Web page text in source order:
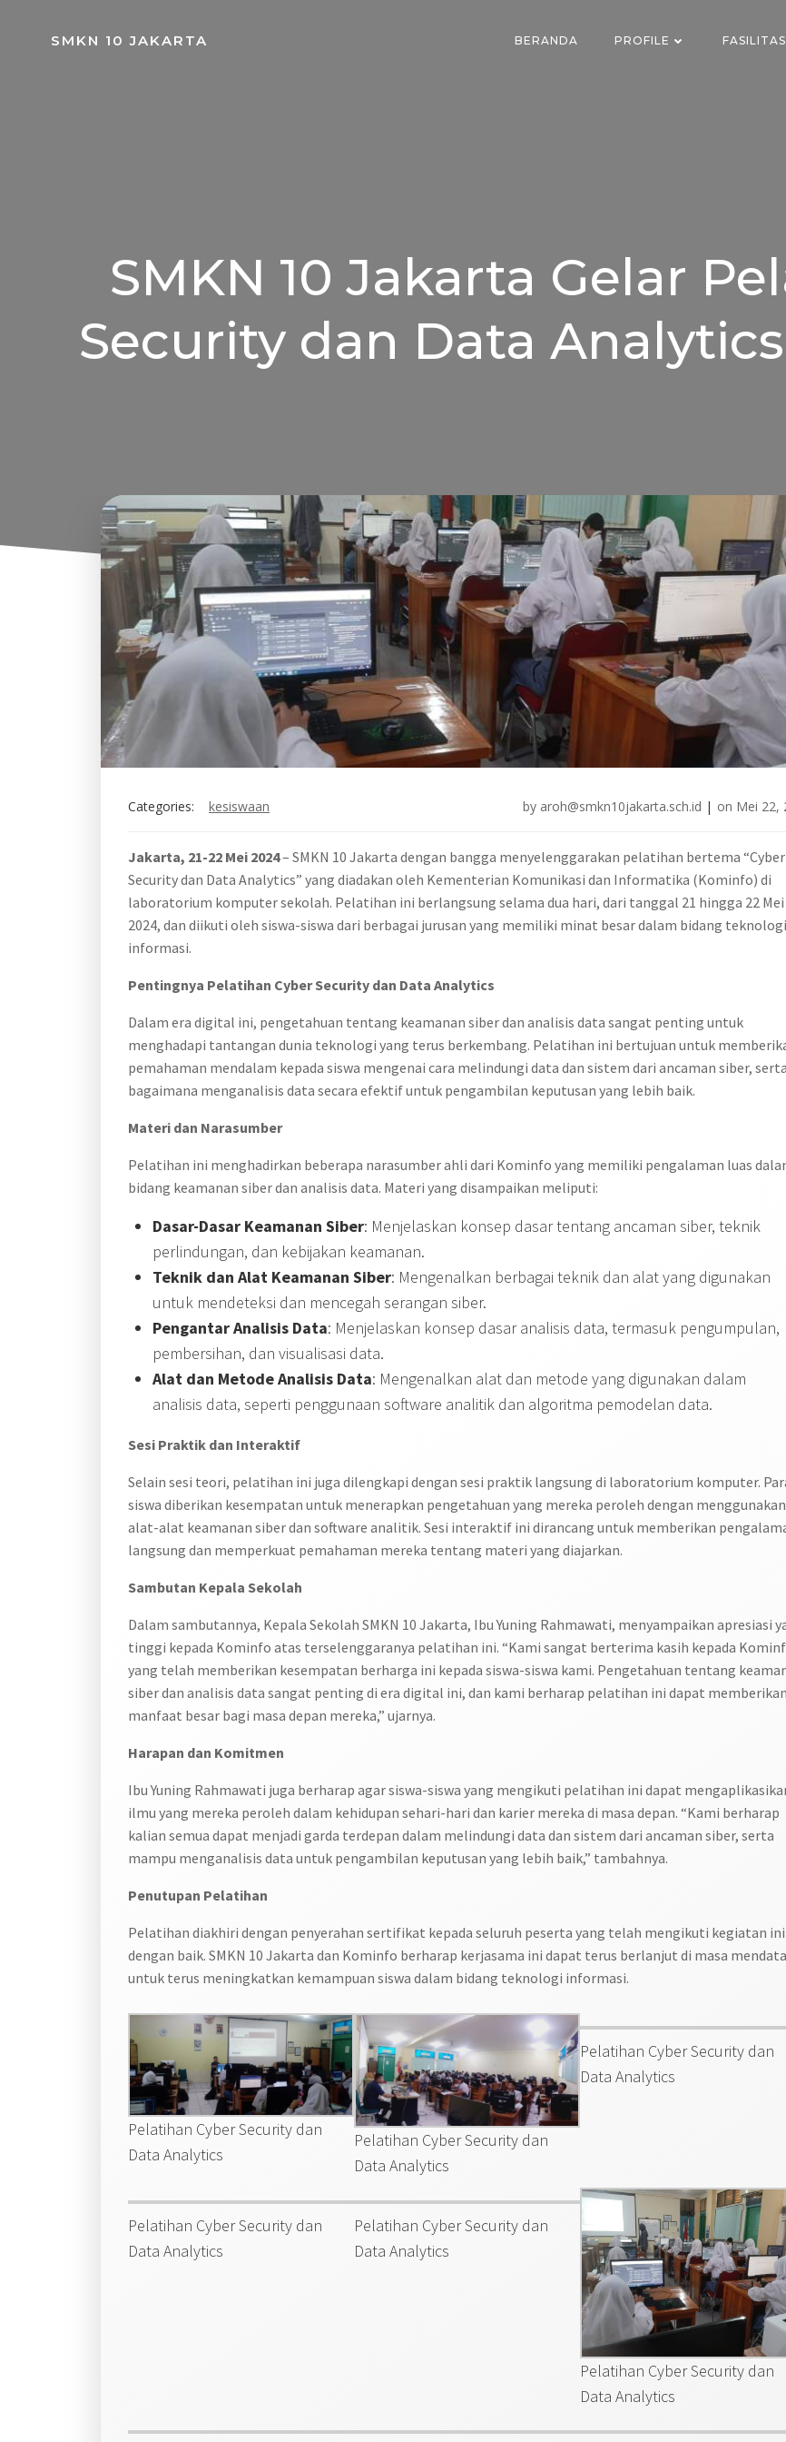
SMKN 10 JAKARTA BERANDA PROFILE FASILITAS
SMKN 10 Jakarta Gelar
Security dan Data
Categories: kesiswaan by aroh@smkn10jakarta.sch.id | on Mei 22,
Jakarta, 21-22 Mei 2024– SMKN 10 Jakarta dengan bangga menyelenggarakan pelatihan bertema “Cyber
Security dan Data Analytics” yang diadakan oleh Kementerian Komunikasi dan Informatika (Kominfo) di
laboratorium komputer sekolah. Pelatihan ini berlangsung selama dua hari, dari tanggal 21 hingga 22 Mei
2024, dan diikuti oleh siswa-siswa dari berbagai jurusan yang memiliki minat besar dalam bidang teknologi
informasi.
Pentingnya Pelatihan Cyber Security dan Data Analytics
Dalam era digital ini, pengetahuan tentang keamanan siber dan analisis data sangat penting untuk
menghadapi tantangan dunia teknologi yang terus berkembang. Pelatihan ini bertujuan untuk
pemahaman mendalam kepada siswa mengenai cara melindungi data dan sistem dari ancaman siber, serta
bagaimana menganalisis data secara efektif untuk pengambilan keputusan yang lebih baik.
Materi dan Narasumber
Pelatihan ini menghadirkan beberapa narasumber ahli dari Kominfo yang memiliki pengalaman luas
bidang keamanan siber dan analisis data. Materi yang disampaikan meliputi:
Dasar-Dasar Keamanan Siber: Menjelaskan konsep dasar tentang ancaman siber, teknik
perlindungan, dan kebijakan keamanan.
Teknik dan Alat Keamanan Siber: Mengenalkan berbagai teknik dan alat yang digunakan
untuk mendeteksi dan mencegah serangan siber.
Pengantar Analisis Data: Menjelaskan konsep dasar analisis data, termasuk pengumpulan,
pembersihan, dan visualisasi data.
Alat dan Metode Analisis Data: Mengenalkan alat dan metode yang digunakan dalam
analisis data, seperti penggunaan software analitik dan algoritma pemodelan data.
Sesi Praktik dan Interaktif
Selain sesi teori, pelatihan ini juga dilengkapi dengan sesi praktik langsung di laboratorium komputer.
siswa diberikan kesempatan untuk menerapkan pengetahuan yang mereka peroleh dengan menggunakan
alat-alat keamanan siber dan software analitik. Sesi interaktif ini dirancang untuk memberikan
langsung dan memperkuat pemahaman mereka tentang materi yang diajarkan.
Sambutan Kepala Sekolah
Dalam sambutannya, Kepala Sekolah SMKN 10 Jakarta, Ibu Yuning Rahmawati, menyampaikan apresiasi
tinggi kepada Kominfo atas terselenggaranya pelatihan ini. “Kami sangat berterima kasih kepada
yang telah memberikan kesempatan berharga ini kepada siswa-siswa kami. Pengetahuan tentang
siber dan analisis data sangat penting di era digital ini, dan kami berharap pelatihan ini dapat memberikan
manfaat besar bagi masa depan mereka,” ujarnya.
Harapan dan Komitmen
Ibu Yuning Rahmawati juga berharap agar siswa-siswa yang mengikuti pelatihan ini dapat
ilmu yang mereka peroleh dalam kehidupan sehari-hari dan karier mereka di masa depan. “Kami berharap
kalian semua dapat menjadi garda terdepan dalam melindungi data dan sistem dari ancaman siber, serta
mampu menganalisis data untuk pengambilan keputusan yang lebih baik,” tambahnya.
Penutupan Pelatihan
Pelatihan diakhiri dengan penyerahan sertifikat kepada seluruh peserta yang telah mengikuti kegiatan ini
dengan baik. SMKN 10 Jakarta dan Kominfo berharap kerjasama ini dapat terus berlanjut di masa
untuk terus meningkatkan kemampuan siswa dalam bidang teknologi informasi.
Pelatihan Cyber Security dan
Data Analytics
Pelatihan Cyber Security dan
Data Analytics
Pelatihan Cyber Security dan
Data Analytics
Pelatihan Cyber Security dan
Data Analytics
Pelatihan Cyber Security dan
Data Analytics
Pelatihan Cyber Security dan
Data Analytics